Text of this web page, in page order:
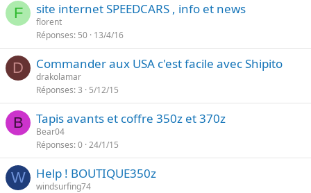
F site internet SPEEDCARS , info et news
florent
Réponses 50 13/4/16
D Commander aux USA c'est facile avec Shipito
drakolamar
Réponses 3 5/12/15
B Tapis avants et coffre 350z et 370z
Bear04
Réponses 0 24/1/15
W Help ! BOUTIQUE350z
windsurfing74